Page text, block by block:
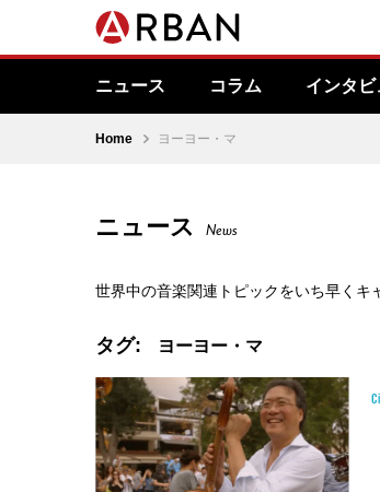
ニュース コラム インタビ
Home ヨーヨー・マ
ニュース News
世界中の音楽関連トピックをいち早くキ
タグ: ヨーヨー・マ